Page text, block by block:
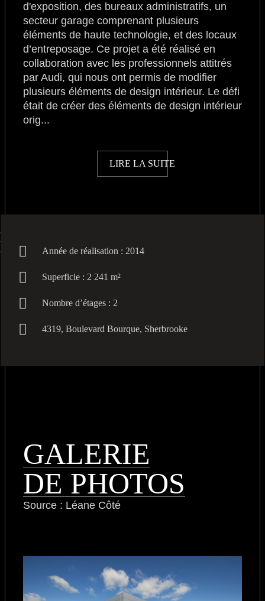
d'exposition, des bureaux administratifs, un
secteur garage comprenant plusieurs
éléments de haute technologie, et des locaux
d’entreposage. Ce projet a été réalisé en
collaboration avec les professionnels attitrés
par Audi, qui nous ont permis de modifier
plusieurs éléments de design intérieur. Le défi
était de créer des éléments de design intérieur
orig...
LIRE LA SUITE
Année de réalisation : 2014
Superficie : 2 241 m²
Nombre d’étages : 2
4319, Boulevard Bourque, Sherbrooke
GALERIE
DE PHOTOS
Source : Léane Côté